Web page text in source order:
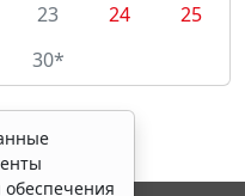
23 24
25
30*